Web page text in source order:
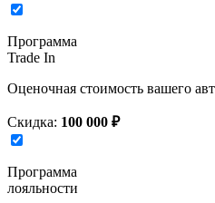
Программа
Trade In
Оценочная стоимость вашего
Скидка: 100 000 ₽
Программа
лояльности